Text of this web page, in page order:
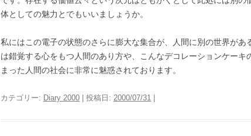
体としての魅力とでもいいましょうか。
私にはこの電子の状態のさらに膨大な集合が、人間に別の世界があ
は錯覚する心をもつ人間のあり方や、こんなデコレーションケーキ
まった人間の社会に非常に魅惑されております。
カテゴリー: Diary 2000 | 投稿日: 2000/07/31